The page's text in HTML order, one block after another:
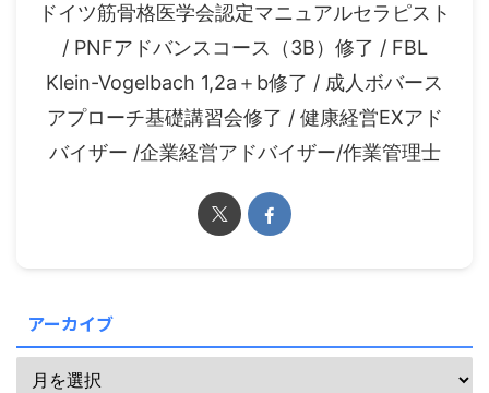
ドイツ筋骨格医学会認定マニュアルセラピスト
/ PNFアドバンスコース（3B）修了 / FBL
Klein-Vogelbach 1,2a＋b修了 / 成人ボバース
アプローチ基礎講習会修了 / 健康経営EXアド
バイザー /企業経営アドバイザー/作業管理士
アーカイブ